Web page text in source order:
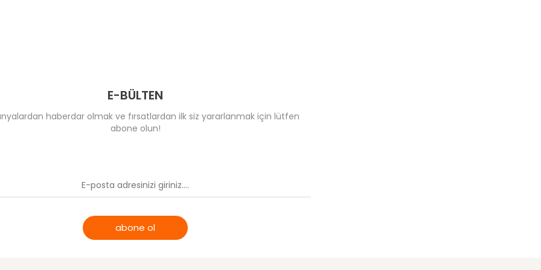
E-BÜLTEN
haberdar olmak ve fırsatlardan ilk siz yararlanmak için lütfen
abone olun!
abone ol